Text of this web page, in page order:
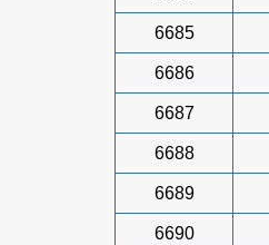
6685
6686
6687
6688
6689
6690